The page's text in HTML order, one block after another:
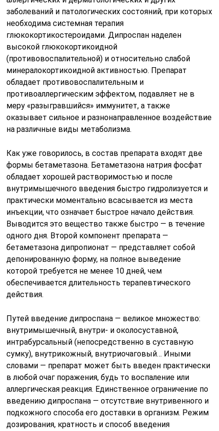
заболеваний и патологических состояний, при которых
необходима системная терапия
глюкокортикостероидами. Дипроспан наделен
высокой глюкокортикоидной
(противовоспалительной) и относительно слабой
минералокортикоидной активностью. Препарат
обладает противовоспалительным и
противоаллергическим эффектом, подавляет не в
меру «разыгравшийся» иммунитет, а также
оказывает сильное и разнонаправленное воздействие
на различные виды метаболизма.
Как уже говорилось, в состав препарата входят две
формы бетаметазона. Бетаметазона натрия фосфат
обладает хорошей растворимостью и после
внутримышечного введения быстро гидролизуется и
практически моментально всасывается из места
инъекции, что означает быстрое начало действия.
Выводится это вещество также быстро — в течение
одного дня. Второй компонент препарата —
бетаметазона дипропионат — представляет собой
депонированную форму, на полное выведение
которой требуется не менее 10 дней, чем
обеспечивается длительность терапевтического
действия.
Путей введение дипроспана — великое множество:
внутримышечный, внутри- и околосуставной,
интрабурсальный (непосредственно в суставную
сумку), внутрикожный, внутриочаговый… Иными
словами — препарат может быть введен практически
в любой очаг поражения, будь то воспаление или
аллергическая реакция. Единственное ограничение по
введению дипроспана — отсутствие внутривенного и
подкожного способа его доставки в организм. Режим
дозирования, кратность и способ введения